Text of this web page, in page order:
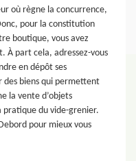
où règne la concurrence,
pour la constitution
boutique, vous avez
À part cela, adressez-vous
en dépôt ses
des biens qui permettent
la vente d’objets
pratique du vide-grenier.
pour mieux vous